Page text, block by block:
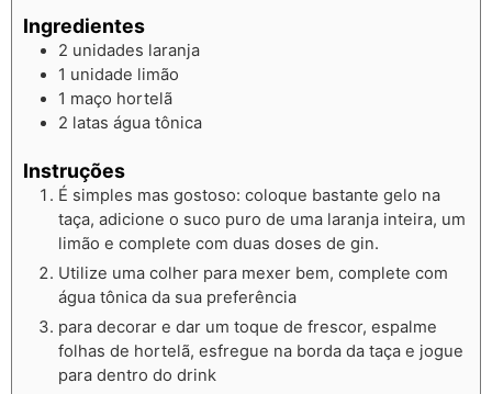
Ingredientes
2 unidades laranja
1 unidade limão
1 maço hortelã
2 latas água tônica
Instruções
É simples mas gostoso: coloque bastante gelo na
taça, adicione o suco puro de uma laranja inteira, um
limão e complete com duas doses de gin.
Utilize uma colher para mexer bem, complete com
água tônica da sua preferência
para decorar e dar um toque de frescor, espalme
folhas de hortelã, esfregue na borda da taça e jogue
para dentro do drink